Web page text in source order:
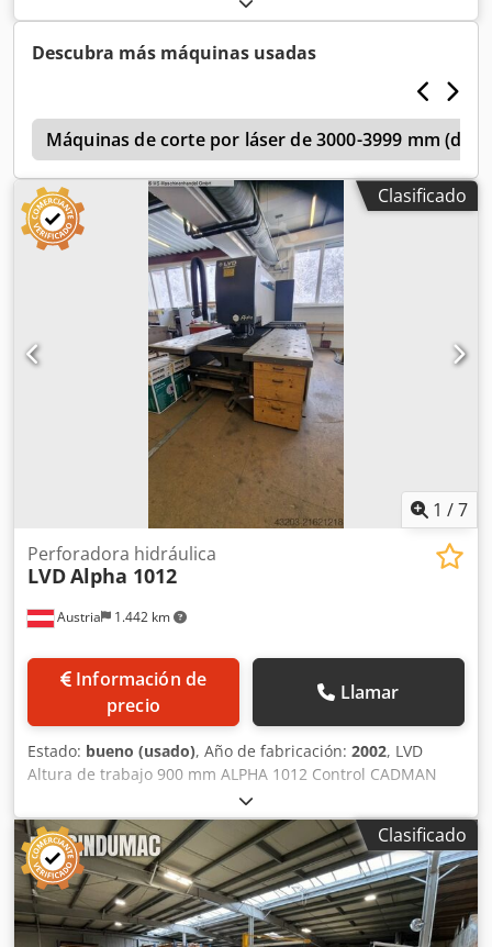
estampado: punzón y matriz, Ø 45 mm. -Dimensiones de
transporte: Ø 90 x 80 mm. Dedpfx Akszr Ek Ajcock -Peso:
Descubra más máquinas usadas
Máquinas de corte por láser de 3000-3999 mm
Clasificado
1 /7
Austria 1.442 km
Perforadora hidráulica
LVDAlpha 1012
Información de
precio
Llamar
Estado: bueno (usado), Año de fabricación: 2002, LVD
Altura de trabajo 900 mm ALPHA 1012 Control CADMAN
CNC Presión de punzonado 16 t Espesor de chapa 8 mm
Longitud de chapa 1250 mm Djdpfxjyx Itcj Akcsck Ancho de
chapa 1000 mm Potencia total requerida 13 kW Peso de la
máquina aprox. 8,3 t Espacio requerido aprox. 3600 x 2300
x 2000 mm Esta punzonadora LVD Alpha 1012 está
mecánicamente en muy buen estado, pero
lamentablemente el sistema de control está defectuoso.
Clasificado